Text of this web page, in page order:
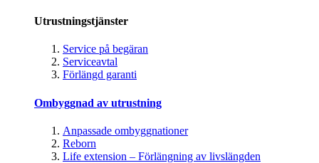
Utrustningstjänster
Service på begäran
Serviceavtal
Förlängd garanti
Ombyggnad av utrustning
Anpassade ombyggnationer
Reborn
Life extension – Förlängning av livslängden